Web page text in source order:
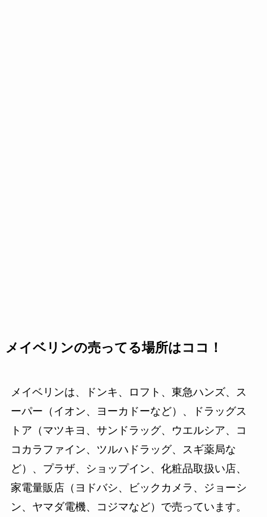
メイベリンの売ってる場所はココ！
メイベリンは、ドンキ、ロフト、東急ハンズ、ス
ーパー（イオン、ヨーカドーなど）、ドラッグス
トア（マツキヨ、サンドラッグ、ウエルシア、コ
コカラファイン、ツルハドラッグ、スギ薬局な
ど）、プラザ、ショップイン、化粧品取扱い店、
家電量販店（ヨドバシ、ビックカメラ、ジョーシ
ン、ヤマダ電機、コジマなど）で売っています。